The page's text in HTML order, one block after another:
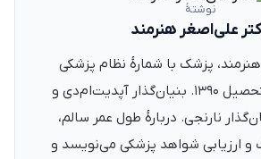
نوشتهٔ
علی‌اصغر هنرمند
پزشک با شمارهٔ نظام پزشکی
۱۳۵۴۰۵، فارغ‌التحصیل ۱۳۹۰. بنیان‌گذار آپدیت‌ام‌دی و
نارنجی. دربارهٔ طول عمر سالم،
و ارزیابی شواهد پزشکی می‌نویسد و